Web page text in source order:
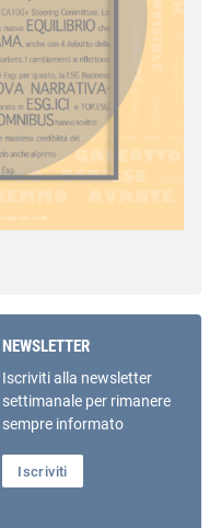
NEWSLETTER
Iscriviti alla newsletter
settimanale per rimanere
sempre informato
Iscriviti